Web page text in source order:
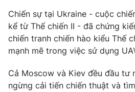
Nguyễn Trọng Ninh
Tổng đài VTV:024.38 355 931 -
Ðiện thoại Thời báo VTV: 024.66 897
Email: toasoan@vtv.vn
Chiến sự tại Ukraine - cuộc
kể từ Thế chiến II - đã chứng
chiến tranh chiến hào kiểu Thế
mạnh mẽ trong việc sử dụng
Cả Moscow và Kiev đều đầu tư
ngừng cải tiến chiến thuật và